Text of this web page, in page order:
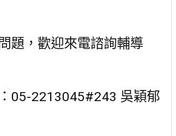
題，歡迎來電諮詢輔導
05-2213045#243 吳穎郁